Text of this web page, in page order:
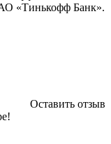
«Тинькофф Банк».
Оставить отзыв